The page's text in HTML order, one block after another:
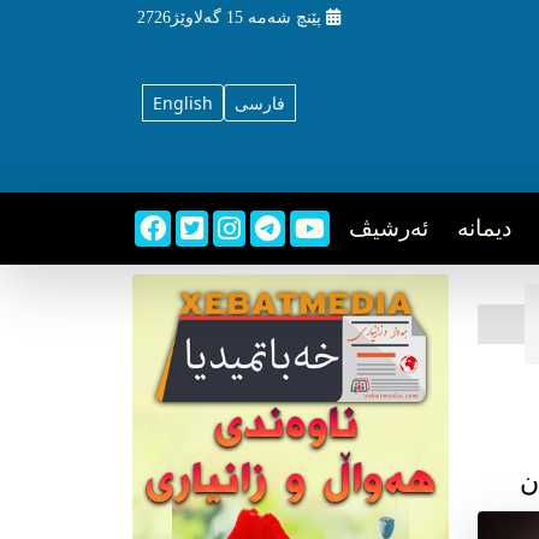
پێنچ شه‌مه‌ 15 گه‌لاوێژ2726
English فارسی
دیمانه ئه‌رشیڤ